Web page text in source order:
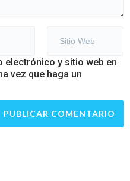
electrónico y sitio web en
vez que haga un